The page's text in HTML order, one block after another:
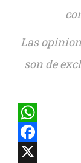
Las
son de
WhatsApp
Facebook